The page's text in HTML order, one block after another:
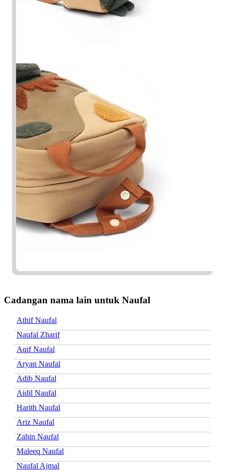
Cadangan nama lain untuk Naufal
Athif Naufal
Naufal Zharif
Aqif Naufal
Aryan Naufal
Adib Naufal
Aidil Naufal
Harith Naufal
Ariz Naufal
Zahin Naufal
Maleeq Naufal
Naufal Ajmal